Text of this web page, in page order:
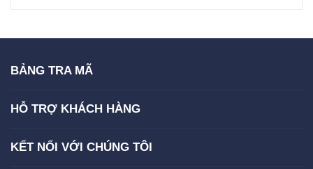
BẢNG TRA MÃ
HỖ TRỢ KHÁCH HÀNG
KẾT NỐI VỚI CHÚNG TÔI